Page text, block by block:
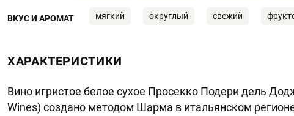
ВКУС И АРОМАТ мягкий округлый свежий
ХАРАКТЕРИСТИКИ
Вино игристое белое сухое Просекко Подери дель
Wines) создано методом Шарма в итальянском